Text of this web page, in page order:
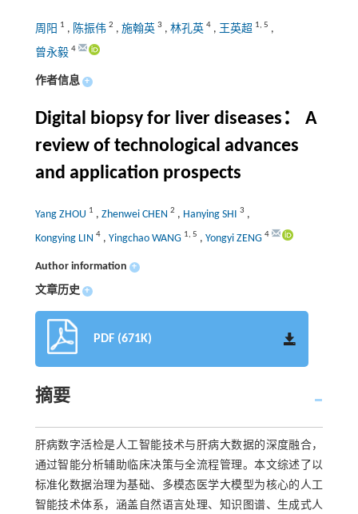
周阳 1 , 陈振伟 2 , 施翰英 3 , 林孔英 4, 王英超 1, 5 ,
曾永毅 4
作者信息 +
Digital biopsy for liver diseases： A
review of technological advances
and application prospects
Yang ZHOU 1 , Zhenwei CHEN 2 , Hanying SHI 3 ,
Kongying LIN 4, Yingchao WANG 1, 5 , Yongyi ZENG 4
Author information +
文章历史 +
PDF (671K)
摘要
肝病数字活检是人工智能技术与肝病大数据的深度融合，
通过智能分析辅助临床决策与全流程管理。本文综述了以
标准化数据治理为基础、多模态医学大模型为核心的人工
智能技术体系，涵盖自然语言处理、知识图谱、生成式人